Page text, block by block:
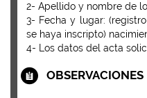
2- Apellido y nombre de
3- Fecha y lugar:
se haya inscripto)
4- Los datos del acta
OBSERVACIONES